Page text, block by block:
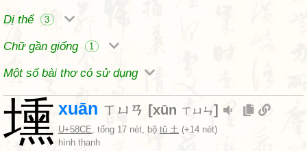
Dị thể 3
Chữ gần giống 1
Một số bài thơ có sử dụng
壎 xuān ㄒㄩㄢ [xūn ㄒㄩㄣ]
U+58CE, tổng 17 nét, bộ tǔ 土 (+14 nét)
hình thanh